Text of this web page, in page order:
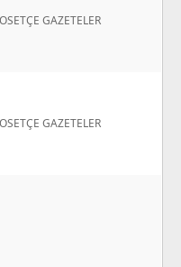
GAZETELER
GAZETELER